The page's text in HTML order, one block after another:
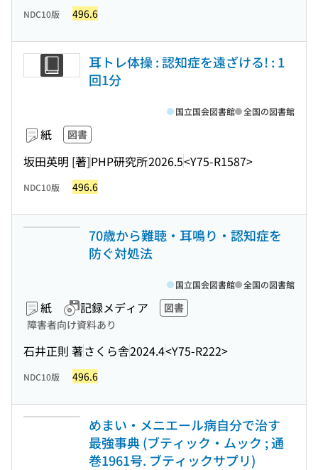
NDC10版 496.6
耳トレ体操 : 認知症を遠ざける! : 1
回1分
紙 図書
坂田英明 [著]PHP研究所2026.5<Y75-R1587>
国立国会図書館 全国の図書館
NDC10版 496.6
70歳から難聴・耳鳴り・認知症を
防ぐ対処法
紙 記録メディア
図書
障害者向け資料あり
石井正則 著さくら舎2024.4<Y75-R222>
国立国会図書館 全国の図書館
NDC10版 496.6
めまい・メニエール病自分で治す
最強事典 (ブティック・ムック ; 通
巻1961号. ブティックサプリ)